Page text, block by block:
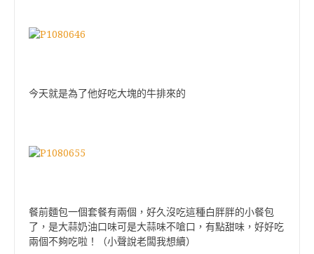
今天就是為了他好吃大塊的牛排來的
餐前麵包一個套餐有兩個，好久沒吃這種白胖胖的小餐包
了，是大蒜奶油口味可是大蒜味不嗆口，有點甜味，好好吃
兩個不夠吃啦！（小聲說老闆我想續）